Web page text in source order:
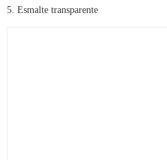
5. Esmalte transparente